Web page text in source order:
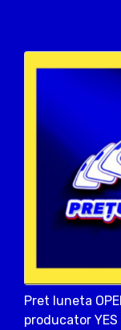
Pret luneta
producator YES